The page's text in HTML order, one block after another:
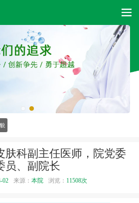
肤科副主任医师，院党委
员、副院长
02 来源： 本院 浏览： 11508次